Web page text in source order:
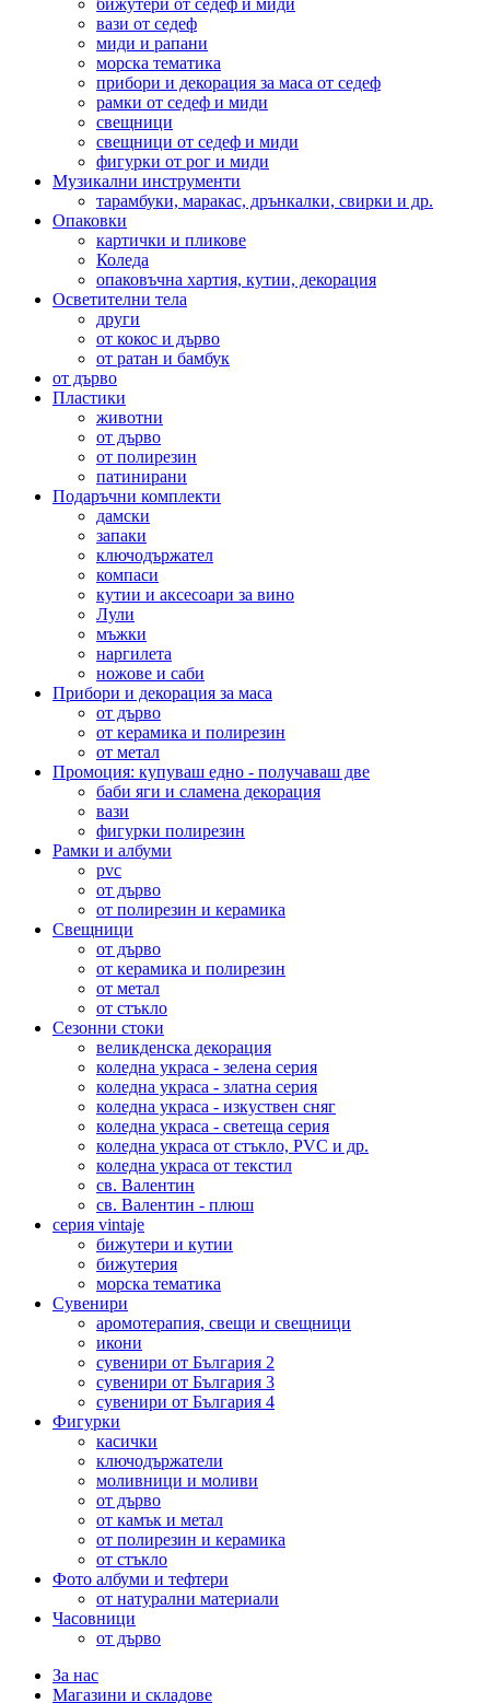
бижутери от седеф и миди
вази от седеф
миди и рапани
морска тематика
прибори и декорация за маса от седеф
рамки от седеф и миди
свещници
свещници от седеф и миди
фигурки от рог и миди
Музикални инструменти
тарамбуки, маракас, дрънкалки, свирки и др.
Опаковки
картички и пликове
Коледа
опаковъчна хартия, кутии, декорация
Осветителни тела
други
от кокос и дърво
от ратан и бамбук
от дърво
Пластики
животни
от дърво
от полирезин
патинирани
Подаръчни комплекти
дамски
запаки
ключодържател
компаси
кутии и аксесоари за вино
Лули
мъжки
наргилета
ножове и саби
Прибори и декорация за маса
от дърво
от керамика и полирезин
от метал
Промоция: купуваш едно - получаваш две
баби яги и сламена декорация
вази
фигурки полирезин
Рамки и албуми
pvc
от дърво
от полирезин и керамика
Свещници
от дърво
от керамика и полирезин
от метал
от стъкло
Сезонни стоки
великденска декорация
коледна украса - зелена серия
коледна украса - златна серия
коледна украса - изкуствен сняг
коледна украса - светеща серия
коледна украса от стъкло, PVC и др.
коледна украса от текстил
св. Валентин
св. Валентин - плюш
серия vintaje
бижутери и кутии
бижутерия
морска тематика
Сувенири
аромотерапия, свещи и свещници
икони
сувенири от България 2
сувенири от България 3
сувенири от България 4
Фигурки
касички
ключодържатели
моливници и моливи
от дърво
от камък и метал
от полирезин и керамика
от стъкло
Фото албуми и тефтери
от натурални материали
Часовници
от дърво
За нас
Магазини и складове